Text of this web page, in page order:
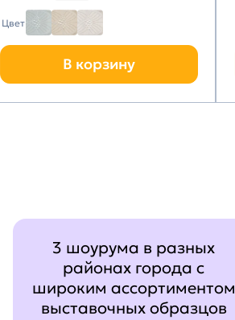
Цвет
В корзину
3 шоурума в разных
районах города с
широким ассортиментом
выставочных образцов